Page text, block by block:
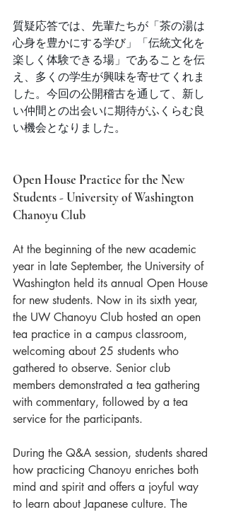
質疑応答では、先輩たちが「茶の湯は
心身を豊かにする学び」「伝統文化を
楽しく体験できる場」であることを伝
え、多くの学生が興味を寄せてくれま
した。今回の公開稽古を通して、新し
い仲間との出会いに期待がふくらむ良
い機会となりました。
Open House Practice for the New
Students - University of Washington
Chanoyu Club
At the beginning of the new academic
year in late September, the University of
Washington held its annual Open House
for new students. Now in its sixth year,
the UW Chanoyu Club hosted an open
tea practice in a campus classroom,
welcoming about 25 students who
gathered to observe. Senior club
members demonstrated a tea gathering
with commentary, followed by a tea
service for the participants.
During the Q&A session, students shared
how practicing Chanoyu enriches both
mind and spirit and offers a joyful way
to learn about Japanese culture. The